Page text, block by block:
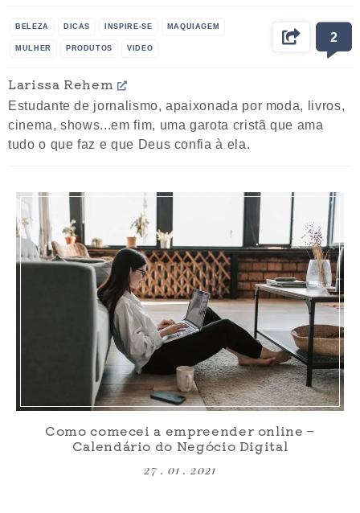
BELEZA DICAS INSPIRE-SE MAQUIAGEM
MULHER PRODUTOS VIDEO
2
Larissa Rehem
Estudante de jornalismo, apaixonada por moda, livros,
cinema, shows...em fim, uma garota cristã que ama
tudo o que faz e que Deus confia à ela.
Como comecei a empreender online –
Calendário do Negócio Digital
27 . 01 . 2021